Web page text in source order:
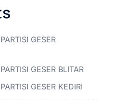
GESER
GESER BLITAR
GESER KEDIRI